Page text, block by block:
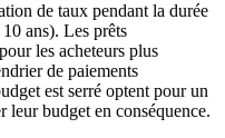
de taux pendant la durée
ans). Les prêts
les acheteurs plus
de paiements
est serré optent pour un
budget en conséquence.